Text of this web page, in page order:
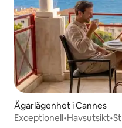
Ägarlägenhet i Cannes